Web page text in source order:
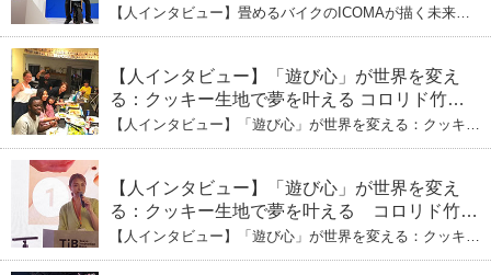
式会社ICOMAの代表取締役・生駒崇光
（上）「変形」に魅せられたデザイナーの軌
【人インタビュー】畳めるバイクのICOMAが描く未来
おもちゃの心で社会をデザイン：株式会社ICOMAの代表
ーの軌跡
【人インタビュー】「遊び心」が世界を変え
る：クッキー生地で夢を叶える コロリド竹内
ひとみ（下） 起業は「影響力」のため。愛と
笑いの子育て哲学
【人インタビュー】「遊び心」が世界を変える：クッキー
生地で夢を叶える コロリド竹内ひとみ（下） 起業は「影
【人インタビュー】「遊び心」が世界を変え
る：クッキー生地で夢を叶える コロリド竹内
ひとみ（上） クッキー生地に込めた「誰でも
できる」という哲学
【人インタビュー】「遊び心」が世界を変える：クッキー
生地で夢を叶える コロリド竹内ひとみ（上） クッキー